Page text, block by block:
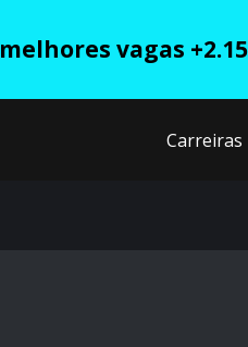
vagas
Carreiras